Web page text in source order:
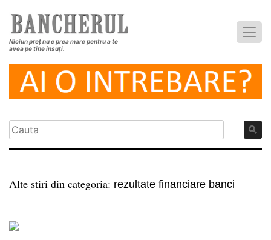
Niciun preț nu e prea mare pentru a te
avea pe tine însuți.
Alte stiri din categoria: rezultate financiare banci